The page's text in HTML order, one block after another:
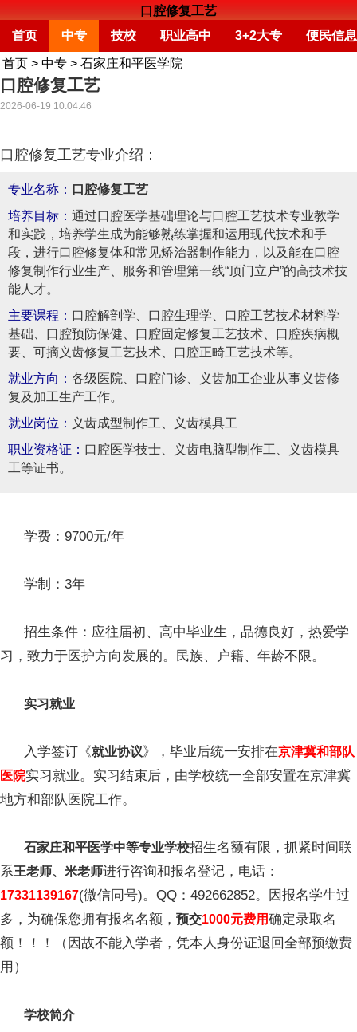
口腔修复工艺
首页
中专 技校 职业高中 3+2大专 便民信息
首页 > 中专 > 石家庄和平医学院
口腔修复工艺
2026-06-19 10:04:46
口腔修复工艺专业介绍：
专业名称： 口腔修复工艺
培养目标： 通过口腔医学基础理论与口腔工艺技术专业教学
和实践，培养学生成为能够熟练掌握和运用现代技术和手
段，进行口腔修复体和常见矫治器制作能力，以及能在口腔
修复制作行业生产、服务和管理第一线“顶门立户”的高技术技
能人才。
主要课程： 口腔解剖学、口腔生理学、口腔工艺技术材料学
基础、口腔预防保健、口腔固定修复工艺技术、口腔疾病概
要、可摘义齿修复工艺技术、口腔正畸工艺技术等。
就业方向： 各级医院、口腔门诊、义齿加工企业从事义齿修
复及加工生产工作。
就业岗位： 义齿成型制作工、义齿模具工
职业资格证： 口腔医学技士、义齿电脑型制作工、义齿模具
工等证书。
学费：9700元/年
学制：3年
招生条件：应往届初、高中毕业生，品德良好，热爱学
习，致力于医护方向发展的。民族、户籍、年龄不限。
实习就业
入学签订《就业协议》，毕业后统一安排在京津冀和部队
医院实习就业。实习结束后，由学校统一全部安置在京津冀
地方和部队医院工作。
石家庄和平医学中等专业学校招生名额有限，抓紧时间联
系王老师、米老师进行咨询和报名登记，电话：
17331139167(微信同号)。QQ：492662852。因报名学生过
多，为确保您拥有报名名额， 预交1000元费用确定录取名
额！！！（因故不能入学者，凭本人身份证退回全部预缴费
用）
学校简介